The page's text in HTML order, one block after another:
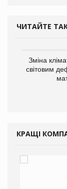
ЧИТАЙТЕ
Зміна
світовим
КРАЩІ